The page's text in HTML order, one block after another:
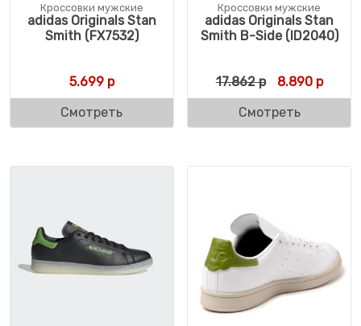
Кроссовки мужские
adidas Originals Stan
Smith (FX7532)
5.699р
Смотреть
Кроссовки мужские
adidas Originals Stan
Smith B-Side (ID2040)
17.862р 8.890р
Смотреть